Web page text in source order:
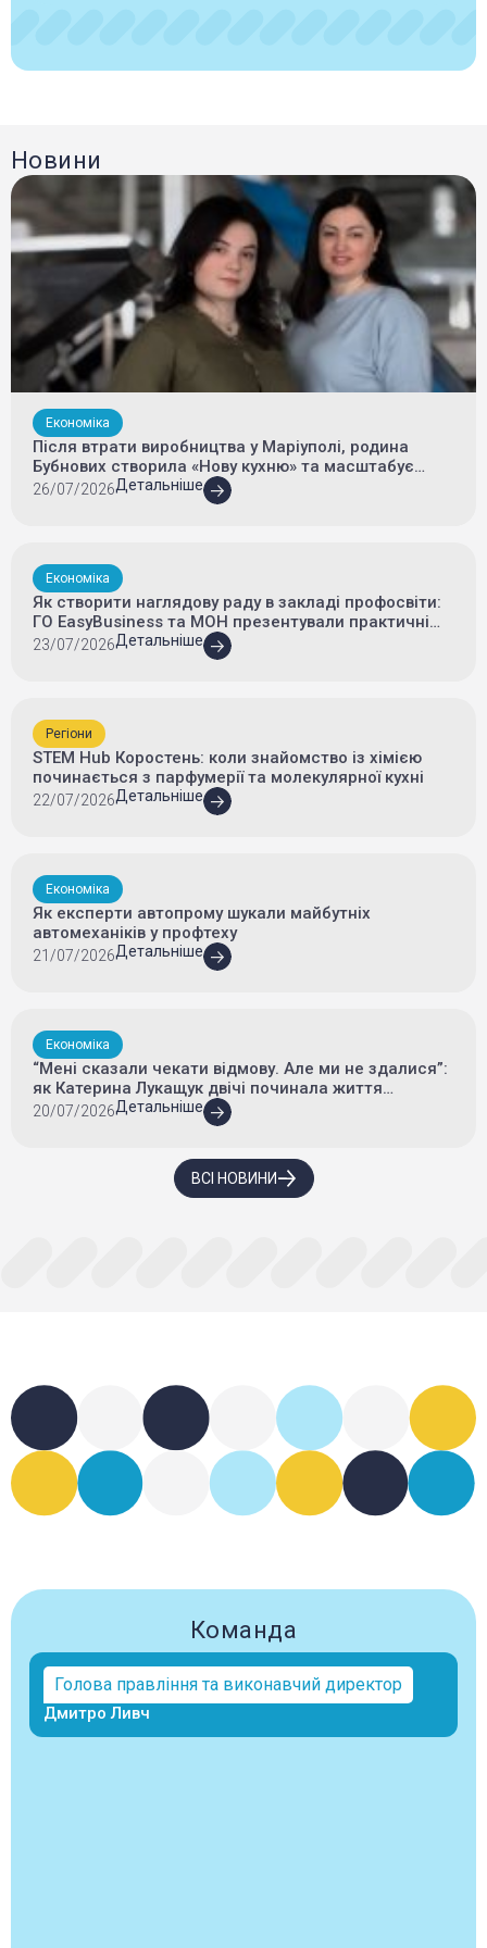
Новини
Економіка
Після втрати виробництва у Маріуполі, родина
Бубнових створила «Нову кухню» та масштабує
food-бізнес у Славутичі
26/07/2026Детальніше
Економіка
Як створити наглядову раду в закладі профосвіти:
ГО EasyBusiness та МОН презентували практичні
онлайн-інструменти
23/07/2026Детальніше
Регіони
STEM Hub Коростень: коли знайомство із хімією
починається з парфумерії та молекулярної кухні
22/07/2026Детальніше
Економіка
Як експерти автопрому шукали майбутніх
автомеханіків у профтеху
21/07/2026Детальніше
Економіка
“Мені сказали чекати відмову. Але ми не здалися”:
як Катерина Лукащук двічі починала життя
спочатку – а тепер продовжує боротися за власний
20/07/2026Детальніше
ВСІ НОВИНИ
Команда
Голова правління та виконавчий директор
Дмитро Ливч